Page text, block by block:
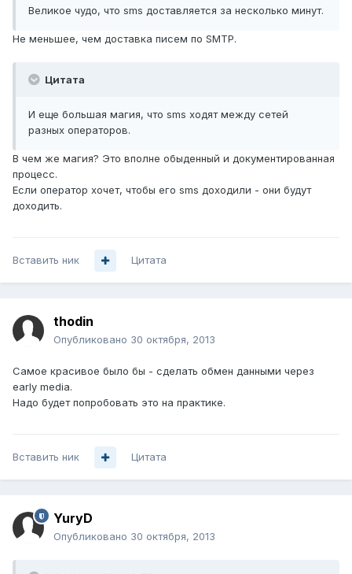
Великое чудо, что sms доставляется за несколько минут.
Не меньшее, чем доставка писем по SMTP.
Цитата
И еще большая магия, что sms ходят между сетей
разных операторов.
В чем же магия? Это вполне обыденный и документированная
процесс.
Если оператор хочет, чтобы его sms доходили - они будут
доходить.
Вставить ник Цитата
thodin
Опубликовано 30 октября, 2013
Самое красивое было бы - сделать обмен данными через
early media.
Надо будет попробовать это на практике.
Вставить ник Цитата
YuryD
Опубликовано 30 октября, 2013